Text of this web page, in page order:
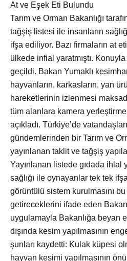
At ve Eşek Eti Bulundu
Tarım ve Orman Bakanlığı
tağşiş listesi ile insanların
ifşa ediliyor. Bazı firmaların at
ülkede infial yaratmıştı.
geçildi. Bakan Yumaklı
hayvanların, karkasların, yan
hareketlerinin izlenmesi
tüm alanlara kamera
açıkladı. Türkiye’de
gündemlerinden bir Tarım ve
yayınlanan taklit ve tağşiş
Yayınlanan listede gıdada ihlal
sağlığı ile oynayanlar tek tek
görüntülü sistem kurulmasını
getireceklerini ifade eden
uygulamayla Bakanlığa beyan
dışında kesim yapılmasının
şunları kaydetti: Kulak küpesi
hayvan kesimi yapılmasının